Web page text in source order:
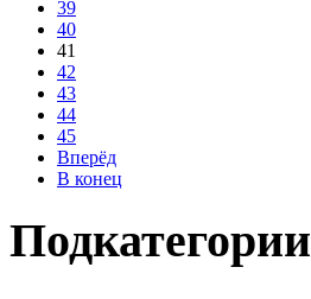
39
40
41
42
43
44
45
Вперёд
В конец
Подкатегории